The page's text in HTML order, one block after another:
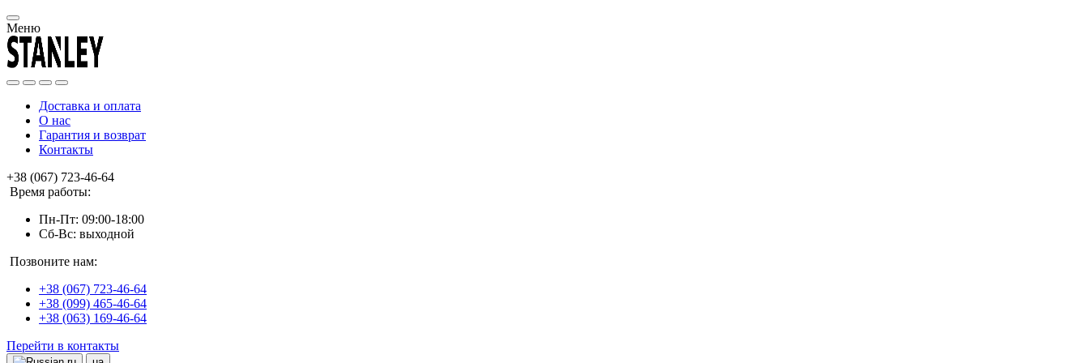
Меню
Доставка и оплата
О нас
Гарантия и возврат
Контакты
+38 (067) 723-46-64
Время работы:
Пн-Пт: 09:00-18:00
Сб-Вс: выходной
Позвоните нам:
+38 (067) 723-46-64
+38 (099) 465-46-64
+38 (063) 169-46-64
Перейти в контакты